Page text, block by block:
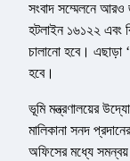
সংবাদ সম্মেলনে আরও
হটলাইন ১৬১২২ এবং
চালানো হবে। এছাড়া
হবে।
ভূমি মন্ত্রণালয়ের
মালিকানা সনদ
অফিসের মধ্যে সমন্বয়